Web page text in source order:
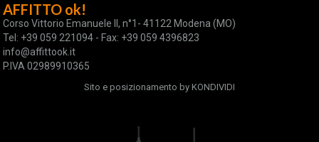
AFFITTO ok!
Corso Vittorio Emanuele II, n°1- 41122 Modena (MO)
Tel: +39 059 221094 - Fax: +39 059 4396823
info@affittook.it
P.IVA 02989910365
Sito e posizionamento by KONDIVIDI